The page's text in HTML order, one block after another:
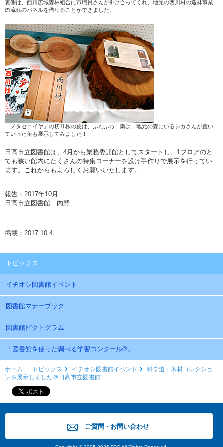
裏側は、西川広域森林組合に市職員さんが掛け合ってくれ、地元の西川材の造林事業
の流れのパネルを借りることができました。
「メタセコイヤ」の切り株の皮は、ふわふわ！隣は、地元の森にいるシカさんが置い
ていった角も展示してみました！
日高市立図書館は、4月から業務委託館としてスタートし、1フロアのと
ても狭い館内にたくさんの特集コーナーを設け手作りで展示を行ってい
ます。これからもよろしくお願いいたします。
報告：2017年10月
日高市立図書館 内野
掲載：2017.10.4
トピックス
イチオシ図書館イベント
図書館マナーブック
図書館ピクトグラム
「図書館を使った調べる学習コンクール®」
ホーム トピックス イチオシ図書館イベント
科学道・木材コレクショ
ンを展示しました＠日高市立図書館
ご質問・お問い合わせ